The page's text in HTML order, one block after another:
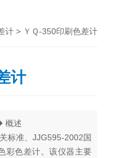
计 > ＹＱ-350印刷色差计
计
概述
标准、JJG595-2002国
彩色差计。该仪器主要